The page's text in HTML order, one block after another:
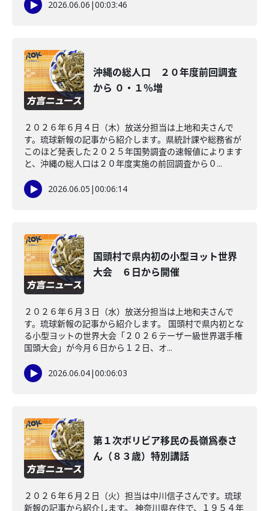
2026.06.06 |00:03:46
沖縄の総人口 ２０年度前回調査
から ０・１％増
２０２６年６月４日（木）放送分担当は上地和夫さんで
す。琉球新報の記事から紹介します。県統計課や総務省が
このほど発表した２０２５年国勢調査の速報値によります
と、沖縄の総人口は２０年度実施の前回調査から０...
2026.06.05 |00:06:14
国頭村で県内初の小型ヨット世界
大会 ６日から開催
２０２６年６月３日（水）放送分担当は上地和夫さんで
す。琉球新報の記事から紹介します。 国頭村で県内初とな
る小型ヨットの世界大会「２０２６テーザー級世界選手権
国頭大会」が今月６日から１２日、オ...
2026.06.04|00:06:03
第１次ボリビア移民の長嶺爲泰さ
ん（８３歳）特別講話
２０２６年６月２日（火）担当は中川信子さんです。琉球
新報の記事から紹介します。 神奈川県在住で、１９５４年